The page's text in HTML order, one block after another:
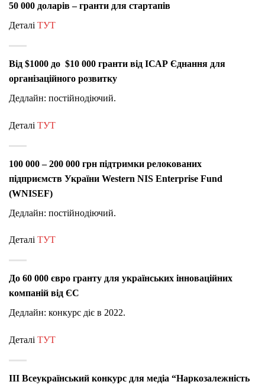
50 000 доларів – гранти для стартапів
Деталі ТУТ
Від $1000 до $10 000 гранти від ІСАР Єднання для
організаційного розвитку
Дедлайн: постійнодіючий.
Деталі ТУТ
100 000 – 200 000 грн підтримки релокованих
підприємств України Western NIS Enterprise Fund
(WNISEF)
Дедлайн: постійнодіючий.
Деталі ТУТ
До 60 000 євро гранту для українських інноваційних
компаній від ЄС
Дедлайн: конкурс діє в 2022.
Деталі ТУТ
III Всеукраїнський конкурс для медіа “Наркозалежність